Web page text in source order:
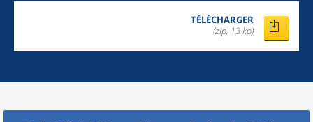
TÉLÉCHARGER
(zip, 13 ko)